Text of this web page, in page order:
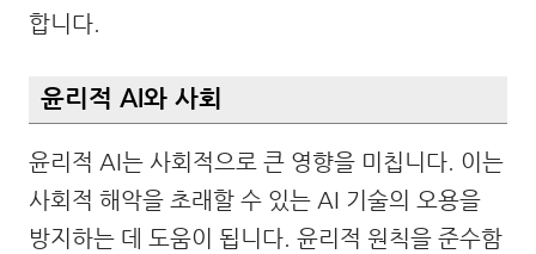
합니다.
윤리적 AI와 사회
윤리적 AI는 사회적으로 큰 영향을 미칩니다. 이는
사회적 해악을 초래할 수 있는 AI 기술의 오용을
방지하는 데 도움이 됩니다. 윤리적 원칙을 준수함